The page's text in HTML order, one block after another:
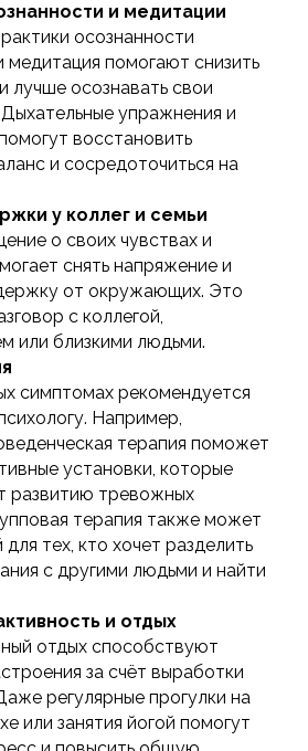
и медитации
осознанности
медитация помогают снизить
лучше осознавать свои
упражнения и
восстановить
и сосредоточиться на
у коллег и семьи
о своих чувствах и
снять напряжение и
от окружающих. Это
с коллегой,
или близкими людьми.
симптомах рекомендуется
Например,
терапия поможет
установки, которые
развитию тревожных
терапия также может
тех, кто хочет разделить
с другими людьми и найти
и отдых
отдых способствуют
за счёт выработки
регулярные прогулки на
или занятия йогой помогут
68, стр. 24,